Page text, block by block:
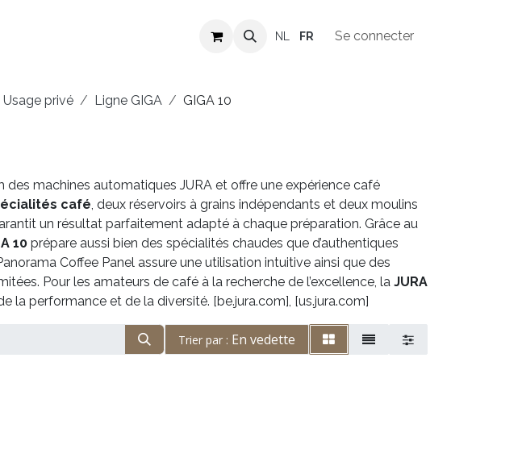
Revendeurs Offres d'emploi
NL FR Se connecter
Usage privé Ligne GIGA GIGA 10
des machines automatiques JURA et offre une expérience café
café, deux réservoirs à grains indépendants et deux moulins
un résultat parfaitement adapté à chaque préparation. Grâce au
10 prépare aussi bien des spécialités chaudes que d’authentiques
Coffee Panel assure une utilisation intuitive ainsi que des
Pour les amateurs de café à la recherche de l’excellence, la JURA
la performance et de la diversité. [be.jura.com], [us.jura.com]
Trier par : En vedette